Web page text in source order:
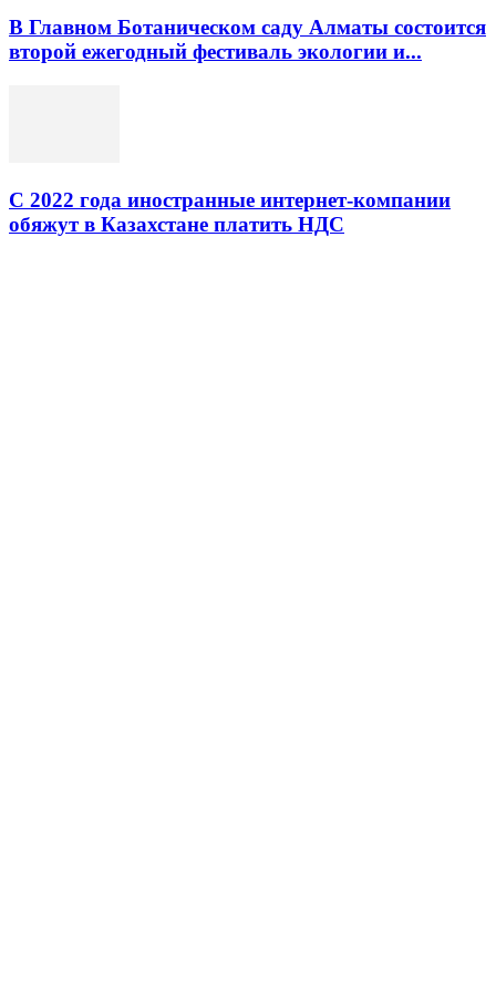
В Главном Ботаническом саду Алматы состоится
второй ежегодный фестиваль экологии и...
С 2022 года иностранные интернет-компании
обяжут в Казахстане платить НДС